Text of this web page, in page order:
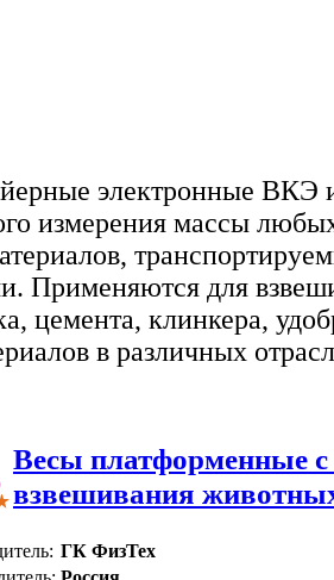
электронные ВКЭ
измерения массы
Применяются для
цемента, клинкера,
в различных
Весы платформенные с
взвешивания
ГК ФизТех